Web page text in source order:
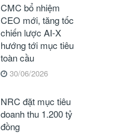
CMC bổ nhiệm
CEO mới, tăng tốc
chiến lược AI-X
hướng tới mục tiêu
toàn cầu
30/06/2026
NRC đặt mục tiêu
doanh thu 1.200 tỷ
đồng